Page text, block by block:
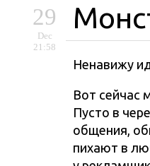
29
Dec
21:58
Ненавижу
Вот сейчас
Пусто в
общения,
пихают в